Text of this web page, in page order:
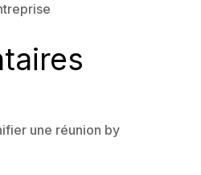
une réunion by